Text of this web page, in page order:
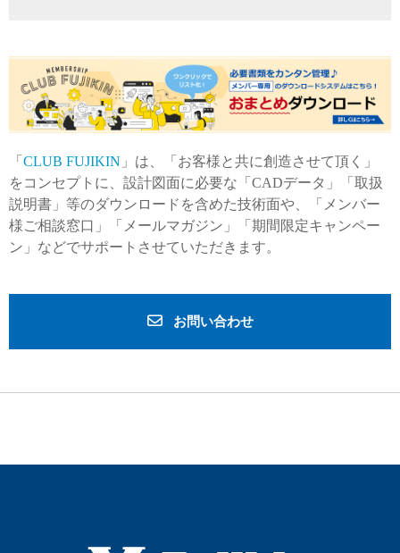
「 CLUB FUJIKIN 」は、「お客様と共に創造させて頂く」
をコンセプトに、設計図面に必要な「CADデータ」「取扱
説明書」等のダウンロードを含めた技術面や、「メンバー
様ご相談窓口」「メールマガジン」「期間限定キャンペー
ン」などでサポートさせていただきます。
お問い合わせ